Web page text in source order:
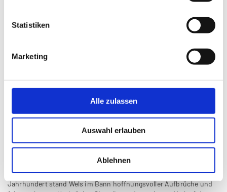
Statistiken
Marketing
Alle zulassen
Auswahl erlauben
Ablehnen
Ein unmittelbarer Bezug zur Geschichte der Stadt Wels wird durch
Wirtshauses "Zum Jäger" und eine Wohnküche aus der ersten
Hälfte des 20. Jahrhunderts. Sie alle vermitteln ein lebendiges und
vielfältiges Bild von Wels und seinen Menschen. Historische
Filmaufnahmen und mediale Einrichtungen geben Einblick in
Entwicklungen und Ereignisse.
Ein weiterer Schwerpunkt gilt dem 20. Jahrhundert, dessen erste
Hälfte von Kriegen und Katastrophen bestimmt war. Ein halbes
Jahrhundert stand Wels im Bann hoffnungsvoller Aufbrüche und